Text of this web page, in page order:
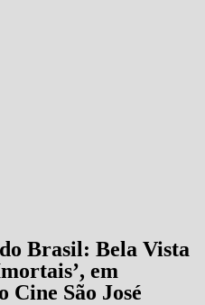
Brasil: Bela Vista
em
Cine São José